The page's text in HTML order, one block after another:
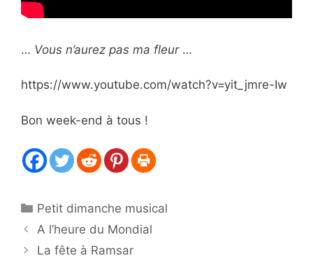
… Vous n’aurez pas ma fleur…
https://www.youtube.com/watch?v=yit_jmre-Iw
Bon week-end à tous !
Catégories
Petit dimanche musical
A l’heure du Mondial
La fête à Ramsar